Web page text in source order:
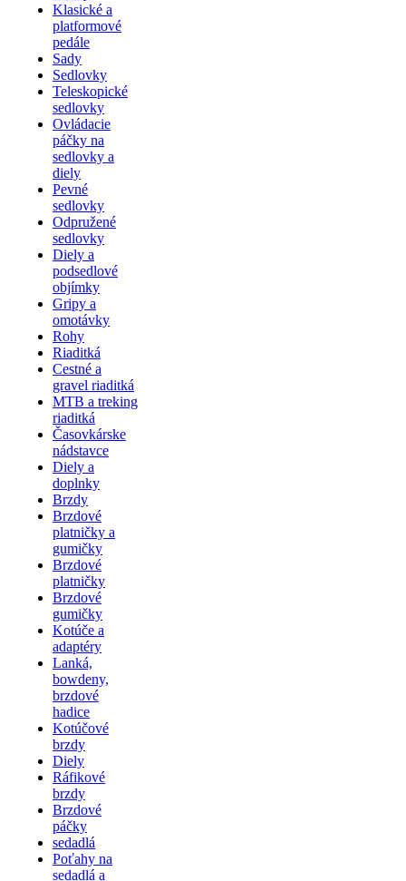
Klasické a
platformové
pedále
Sady
Sedlovky
Teleskopické
sedlovky
Ovládacie
páčky na
sedlovky a
diely
Pevné
sedlovky
Odpružené
sedlovky
Diely a
podsedlové
objímky
Gripy a
omotávky
Rohy
Riaditká
Cestné a
gravel riaditká
MTB a treking
riaditká
Časovkárske
nádstavce
Diely a
doplnky
Brzdy
Brzdové
platničky a
gumičky
Brzdové
platničky
Brzdové
gumičky
Kotúče a
adaptéry
Lanká,
bowdeny,
brzdové
hadice
Kotúčové
brzdy
Diely
Ráfikové
brzdy
Brzdové
páčky
sedadlá
Poťahy na
sedadlá a